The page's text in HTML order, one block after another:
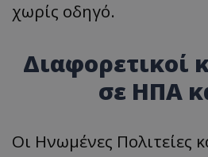
χωρίς οδηγό.
Διαφορετικοί
σε ΗΠΑ
Οι Ηνωμένες Πολιτείες